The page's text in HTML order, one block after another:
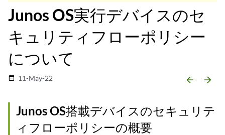
Junos OS実行デバイスのセ
キュリティフローポリシー
について
date_range 11-May-22 arrow_backward arrow_forward
Junos OS搭載デバイスのセキュリテ
ィフローポリシーの概要